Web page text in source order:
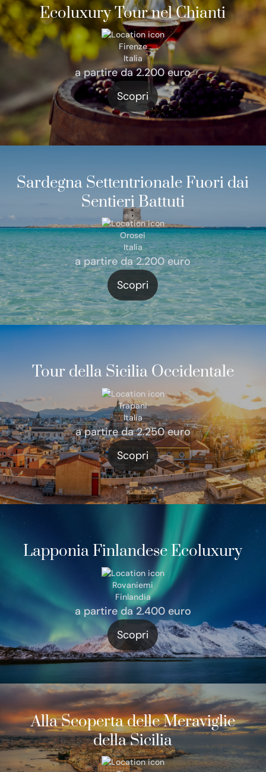
Ecoluxury Tour nel Chianti
Firenze
Italia
a partire da 2.200 euro
Scopri
Sardegna Settentrionale Fuori dai
Sentieri Battuti
Orosei
Italia
a partire da 2.200 euro
Scopri
Tour della Sicilia Occidentale
Trapani
Italia
a partire da 2.250 euro
Scopri
Lapponia Finlandese Ecoluxury
Rovaniemi
Finlandia
a partire da 2.400 euro
Scopri
Alla Scoperta delle Meraviglie
della Sicilia